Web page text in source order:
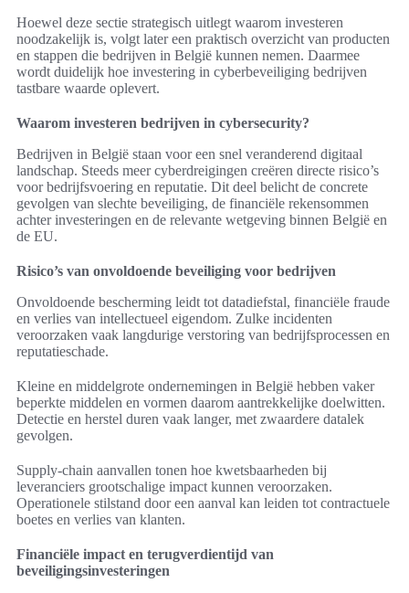
Hoewel deze sectie strategisch uitlegt waarom investeren
noodzakelijk is, volgt later een praktisch overzicht van producten
en stappen die bedrijven in België kunnen nemen. Daarmee
wordt duidelijk hoe investering in cyberbeveiliging bedrijven
tastbare waarde oplevert.
Waarom investeren bedrijven in cybersecurity?
Bedrijven in België staan voor een snel veranderend digitaal
landschap. Steeds meer cyberdreigingen creëren directe risico’s
voor bedrijfsvoering en reputatie. Dit deel belicht de concrete
gevolgen van slechte beveiliging, de financiële rekensommen
achter investeringen en de relevante wetgeving binnen België en
de EU.
Risico’s van onvoldoende beveiliging voor bedrijven
Onvoldoende bescherming leidt tot datadiefstal, financiële fraude
en verlies van intellectueel eigendom. Zulke incidenten
veroorzaken vaak langdurige verstoring van bedrijfsprocessen en
reputatieschade.
Kleine en middelgrote ondernemingen in België hebben vaker
beperkte middelen en vormen daarom aantrekkelijke doelwitten.
Detectie en herstel duren vaak langer, met zwaardere datalek
gevolgen.
Supply-chain aanvallen tonen hoe kwetsbaarheden bij
leveranciers grootschalige impact kunnen veroorzaken.
Operationele stilstand door een aanval kan leiden tot contractuele
boetes en verlies van klanten.
Financiële impact en terugverdientijd van
beveiligingsinvesteringen